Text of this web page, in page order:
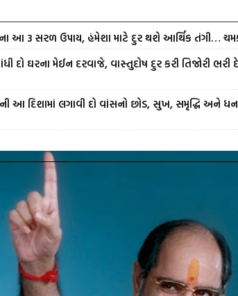
આ 3 સરળ ઉપાય, હંમેશા માટે દુર થશે આર્થિક તંગી…
દો ઘરના મેઈન દરવાજે, વાસ્તુદોષ દુર કરી તિજોરી
આ દિશામાં લગાવી દો વાંસનો છોડ, સુખ, સમૃદ્ધિ